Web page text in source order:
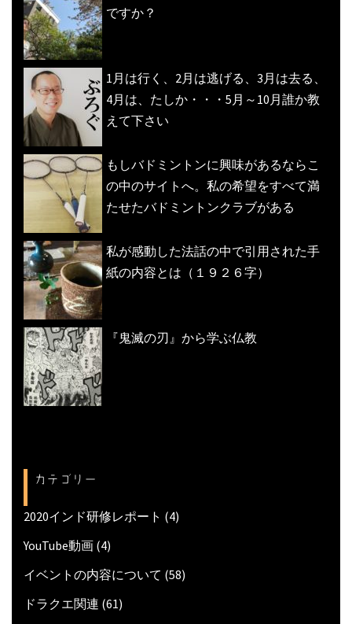
ですか？
1月は行く、2月は逃げる、3月は去る、
4月は、たしか・・・5月～10月誰か教
えて下さい
もしバドミントンに興味があるならこ
の中のサイトへ。私の希望をすべて満
たせたバドミントンクラブがある
私が感動した法話の中で引用された手
紙の内容とは（１９２６字）
『鬼滅の刃』から学ぶ仏教
カテゴリー
2020インド研修レポート (4)
YouTube動画 (4)
イベントの内容について (58)
ドラクエ関連 (61)